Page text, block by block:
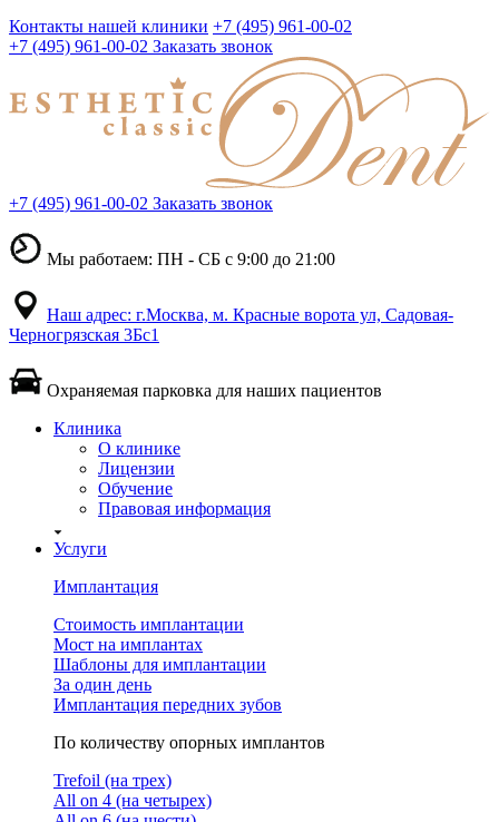
Контакты нашей клиники +7 (495) 961-00-02
+7 (495) 961-00-02 Заказать звонок
+7 (495) 961-00-02 Заказать звонок
Мы работаем: ПН - СБ с 9:00 до 21:00
Наш адрес: г.Москва, м. Красные ворота ул, Садовая-
Черногрязская 3Бс1
Охраняемая парковка для наших пациентов
Клиника
О клинике
Лицензии
Обучение
Правовая информация
Услуги
Имплантация
Стоимость имплантации
Мост на имплантах
Шаблоны для имплантации
За один день
Имплантация передних зубов
По количеству опорных имплантов
Trefoil (на трех)
All on 4 (на четырех)